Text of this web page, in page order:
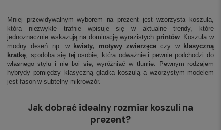
Mniej przewidywalnym wyborem na prezent jest wzorzysta koszula,
która niezwykle trafnie wpisuje się w aktualne trendy, które
jednoznacznie wskazują na dominację wyrazistych printów. Koszula w
modny deseń np. w kwiaty, motywy zwierzęce czy w klasyczną
kratkę, spodoba się tej osobie, która odważnie i pewnie podchodzi do
własnego stylu i nie boi się, wyróżniać w tłumie. Pewnym rodzajem
hybrydy pomiędzy klasyczną gładką koszulą a wzorzystym modelem
jest fason w subtelny mikrowzór.
Jak dobrać idealny rozmiar koszuli na
prezent?